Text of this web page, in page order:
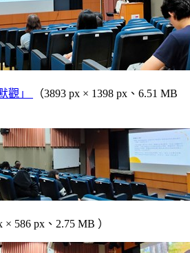
觀」
（3893 px × 1398 px、6.51 MB
× 586 px、2.75 MB ）